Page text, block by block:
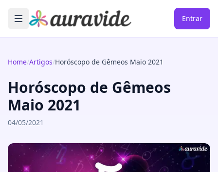
Entrar
Home/Artigos/Horóscopo de Gêmeos Maio 2021
Horóscopo de Gêmeos
Maio 2021
04/05/2021